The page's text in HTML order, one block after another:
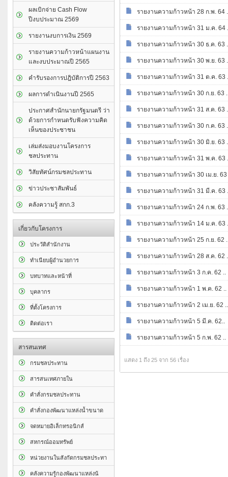
ผลเบิกจ่าย Cash Flow
ปีงบประมาณ 2569
รายงานงบการเงิน 2569
รายงานความก้าวหน้าแผนงาน
และงบประมาณปี 2565
คำรับรองการปฎิบัติการปี 2563
ผลการดำเนินงานปี 2565
ประกาศสำนักนายกรัฐมนตรี ว่า
ด้วยการกำหนดรับฟังความคิด
เห็นของประชาชน
เล่มส่งมอบงานโครงการ
ชลประทาน
วิสัยทัศน์กรมชลประทาน
ข่าวประชาสัมพันธ์
คลังความรู้ สกก.3
เกี่ยวกับโครงการ
ประวัติสำนักงาน
ทำเนียบผู้อำนวยการ
บทบาทและหน้าที่
บุคลากร
ที่ตั้งโครงการ
ติดต่อเรา
สารสนเทศ
กรมชลประทาน
สารสนเทศภายใน
คำสั่งกรมชลประทาน
คำสั่งกองพัฒนาแหล่งน้ำขนาด
จดหมายอิเล็กทรอนิกส์
สหกรณ์ออมทรัพย์
หน่วยงานในสังกัดกรมชลประทา
คลังความรู้กองพัฒนาแหล่งน้
รายงานความก้าวหน้า 28 ก.พ. 64
รายงานความก้าวหน้า 31 ม.ค. 64
รายงานความก้าวหน้า 30 ธ.ค. 63
รายงานความก้าวหน้า 30 พ.ย. 63
รายงานความก้าวหน้า 31 ต.ค. 63
รายงานความก้าวหน้า 30 ก.ย. 63
รายงานความก้าวหน้า 31 ส.ค. 63
รายงานความก้าวหน้า 30 ก.ค. 63
รายงานความก้าวหน้า 30 มิ.ย. 63
รายงานความก้าวหน้า 31 พ.ค. 63
รายงานความก้าวหน้า 30 เม.ย. 63
รายงานความก้าวหน้า 31 มี.ค. 63
รายงานความก้าวหน้า 24 ก.พ. 63
รายงานความก้าวหน้า 14 ม.ค. 63
รายงานความก้าวหน้า 25 ก.ย. 62
รายงานความก้าวหน้า 28 ส.ค. 62
รายงานความก้าวหน้า 3 ก.ค. 62 ..
รายงานความก้าวหน้า 1 พ.ค. 62 ..
รายงานความก้าวหน้า 2 เม.ย. 62 ..
รายงานความก้าวหน้า 5 มี.ค. 62..
รายงานความก้าวหน้า 5 ก.พ. 62 ..
แสดง 1 ถึง 25 จาก 56 เรื่อง